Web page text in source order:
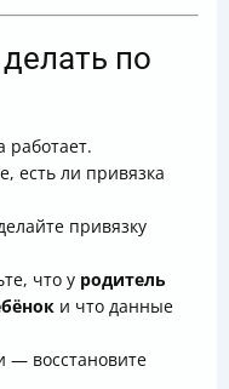
по
работает.
есть ли привязка
привязку
что у родитель
и что данные
— восстановите